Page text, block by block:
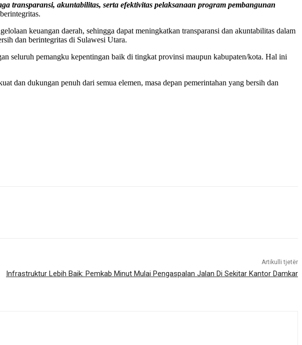
transparansi, akuntabilitas, serta efektivitas pelaksanaan program pembangunan
keuangan daerah, sehingga dapat meningkatkan transparansi dan akuntabilitas dalam
dan berintegritas di Sulawesi Utara.
seluruh pemangku kepentingan baik di tingkat provinsi maupun kabupaten/kota. Hal ini
dan dukungan penuh dari semua elemen, masa depan pemerintahan yang bersih dan
Artikulli tjetër
Infrastruktur Lebih Baik: Pemkab Minut Mulai Pengaspalan Jalan Di Sekitar Kantor Damkar